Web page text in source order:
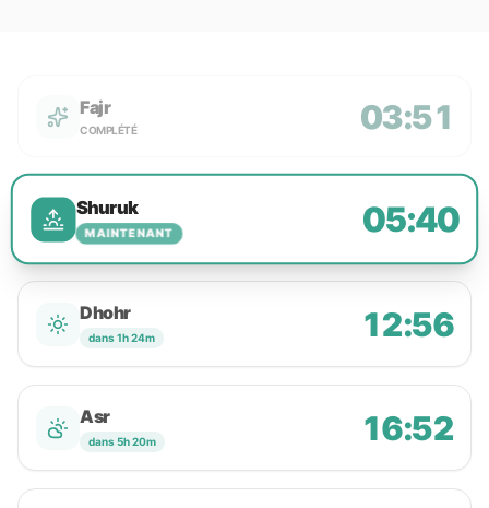
Fajr
COMPLÉTÉ 03:51
Shuruk
MAINTENANT 05:40
Dhohr
dans 1h 24m 12:56
Asr
dans 5h 20m 16:52